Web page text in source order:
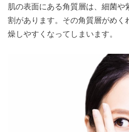
肌の表面にある角質層は、細菌や
割があります。その角質層がめく
燥しやすくなってしまいます。